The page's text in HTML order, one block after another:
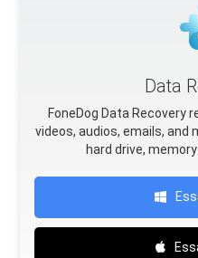
Data
FoneDog Data Recovery
videos, audios, emails, and
hard drive,